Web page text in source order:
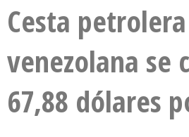
Cesta petrolera
venezolana se
67,88 dólares